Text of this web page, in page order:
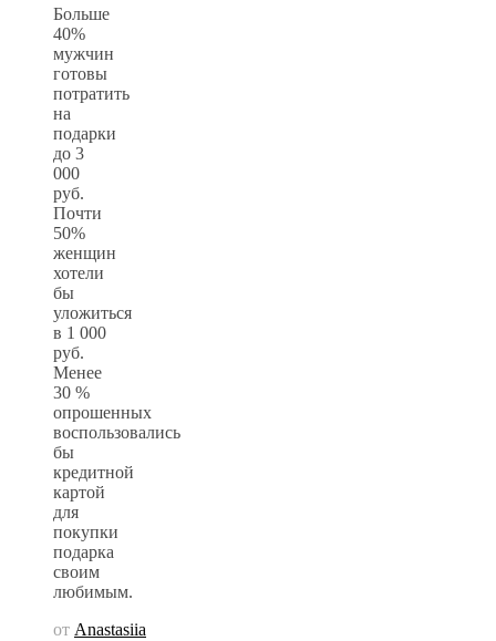
Больше
40%
мужчин
готовы
потратить
на
подарки
до 3
000
руб.
Почти
50%
женщин
хотели
бы
уложиться
в 1 000
руб.
Менее
30 %
опрошенных
воспользовались
бы
кредитной
картой
для
покупки
подарка
своим
любимым.
от Anastasiia